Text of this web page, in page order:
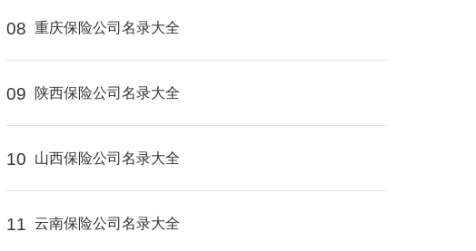
08 重庆保险公司名录大全
09 陕西保险公司名录大全
10 山西保险公司名录大全
11 云南保险公司名录大全